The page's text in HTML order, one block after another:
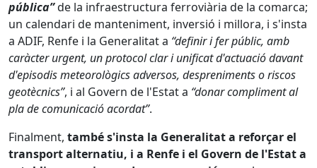
pública”de la infraestructura ferroviària de la comarca;
un calendari de manteniment, inversió i millora, i s'insta
a ADIF, Renfe i la Generalitat a “definir i fer públic, amb
caràcter urgent, un protocol clar i unificat d'actuació davant
d'episodis meteorològics adversos, despreniments o riscos
geotècnics”, i al Govern de l'Estat a “donar compliment al
pla de comunicació acordat”.
Finalment, també s'insta la Generalitat a reforçar el
transport alternatiu, i a Renfe i el Govern de l'Estat a